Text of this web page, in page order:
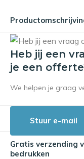
Heb jij een
je een
We helpen je graag
Stuur e-mail
Gratis verzending
bedrukken